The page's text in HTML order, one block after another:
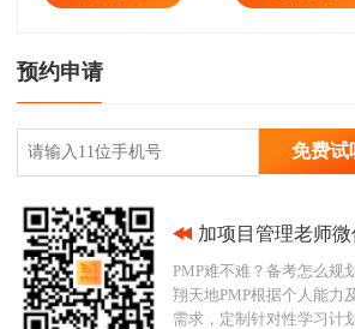
预约申请
免费试
加项目管理老师微
PMP难不难？备考怎么规
翔天地PMP根据个人能力
需求，定制针对性学习计划